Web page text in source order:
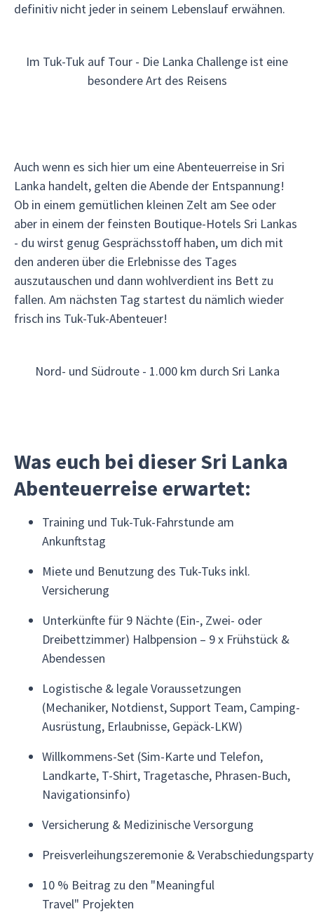
definitiv nicht jeder in seinem Lebenslauf erwähnen.
Im Tuk-Tuk auf Tour - Die Lanka Challenge ist eine
besondere Art des Reisens
Auch wenn es sich hier um eine Abenteuerreise in Sri
Lanka handelt, gelten die Abende der Entspannung!
Ob in einem gemütlichen kleinen Zelt am See oder
aber in einem der feinsten Boutique-Hotels Sri Lankas
- du wirst genug Gesprächsstoff haben, um dich mit
den anderen über die Erlebnisse des Tages
auszutauschen und dann wohlverdient ins Bett zu
fallen. Am nächsten Tag startest du nämlich wieder
frisch ins Tuk-Tuk-Abenteuer!
Nord- und Südroute - 1.000 km durch Sri Lanka
Was euch bei dieser Sri Lanka
Abenteuerreise erwartet:
Training und Tuk-Tuk-Fahrstunde am
Ankunftstag
Miete und Benutzung des Tuk-Tuks inkl.
Versicherung
Unterkünfte für 9 Nächte (Ein-, Zwei- oder
Dreibettzimmer) Halbpension – 9 x Frühstück &
Abendessen
Logistische & legale Voraussetzungen
(Mechaniker, Notdienst, Support Team, Camping-
Ausrüstung, Erlaubnisse, Gepäck-LKW)
Willkommens-Set (Sim-Karte und Telefon,
Landkarte, T-Shirt, Tragetasche, Phrasen-Buch,
Navigationsinfo)
Versicherung & Medizinische Versorgung
Preisverleihungszeremonie & Verabschiedungsparty
10 % Beitrag zu den "Meaningful
Travel" Projekten